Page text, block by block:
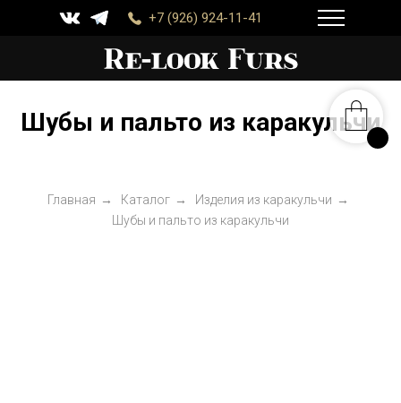
+7 (926) 924-11-41
Шубы и пальто из каракульчи
Главная → Каталог → Изделия из каракульчи →
Шубы и пальто из каракульчи